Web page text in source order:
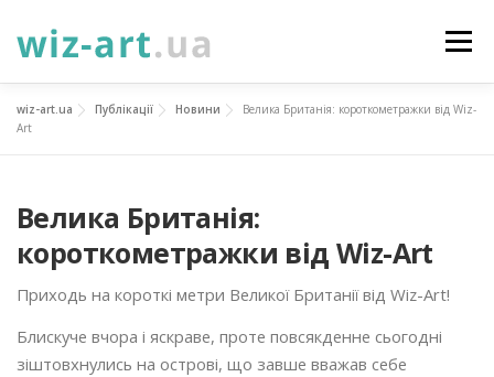
до
Меню
НОВИНИ ПРО НАС ПОСЛУГИ
ФОТОГАЛЕРЕЯ ПІДТРИМАТИ
УКР ENG ПРОЄКТИ
wiz-art.ua Публікації Новини
Велика Британія: короткометражки від Wiz-
Art
Велика Британія:
короткометражки від Wiz-Art
Приходь на короткі метри Великої Британії від Wiz-Art!
Блискуче вчора і яскраве, проте повсякденне сьогодні
зіштовхнулись на острові, що завше вважав себе